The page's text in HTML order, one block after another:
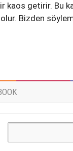
kaos getirir. Bu
Bizden